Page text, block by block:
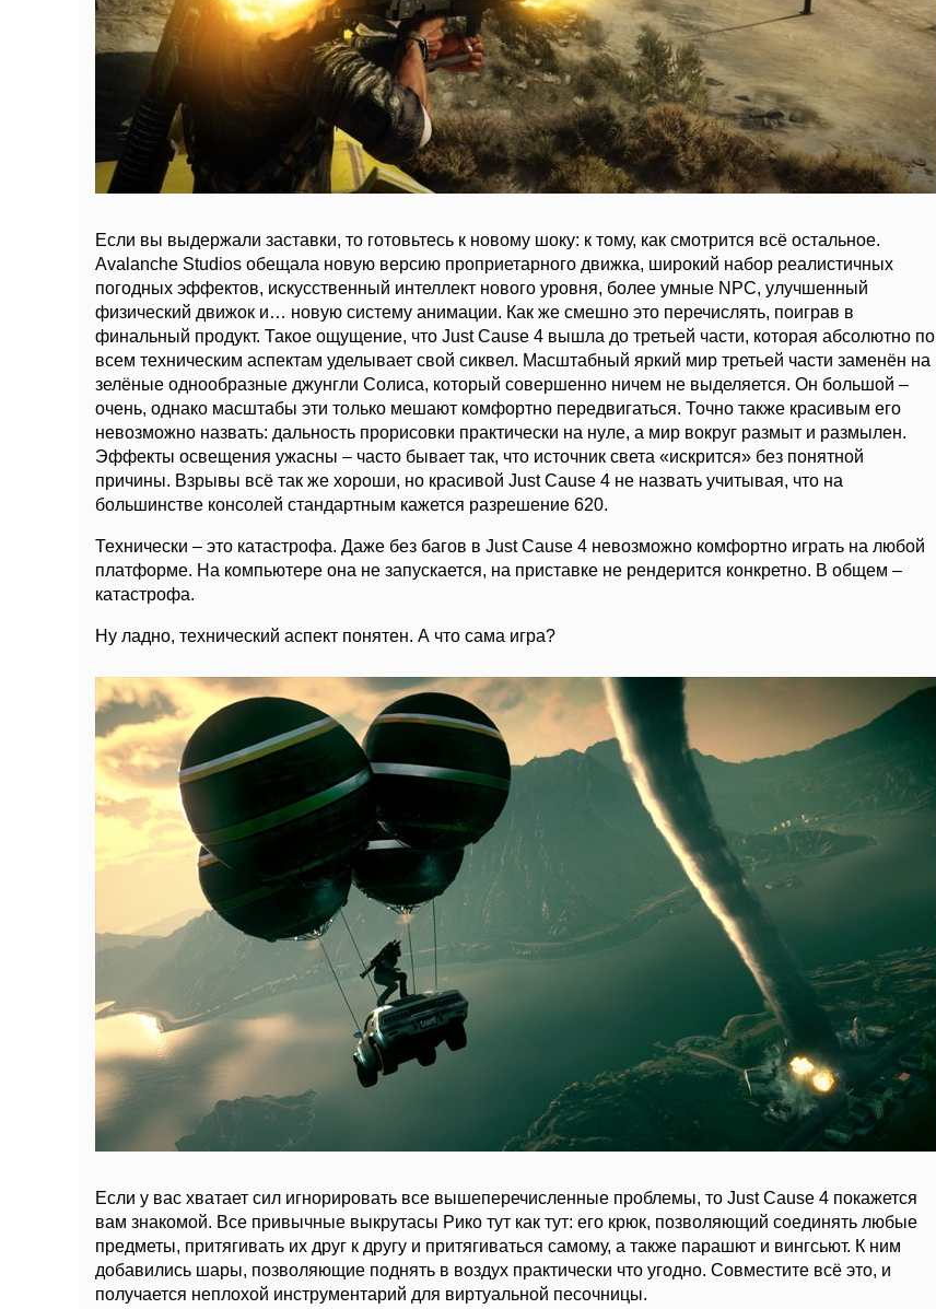
Если вы выдержали заставки, то готовьтесь к новому шоку: к тому, как смотрится всё остальное.
Avalanche Studios обещала новую версию проприетарного движка, широкий набор реалистичных
погодных эффектов, искусственный интеллект нового уровня, более умные NPC, улучшенный
физический движок и… новую систему анимации. Как же смешно это перечислять, поиграв в
финальный продукт. Такое ощущение, что Just Cause 4 вышла до третьей части, которая абсолютно по
всем техническим аспектам уделывает свой сиквел. Масштабный яркий мир третьей части заменён на
зелёные однообразные джунгли Солиса, который совершенно ничем не выделяется. Он большой –
очень, однако масштабы эти только мешают комфортно передвигаться. Точно также красивым его
невозможно назвать: дальность прорисовки практически на нуле, а мир вокруг размыт и размылен.
Эффекты освещения ужасны – часто бывает так, что источник света «искрится» без понятной
причины. Взрывы всё так же хороши, но красивой Just Cause 4 не назвать учитывая, что на
большинстве консолей стандартным кажется разрешение 620.
Технически – это катастрофа. Даже без багов в Just Cause 4 невозможно комфортно играть на любой
платформе. На компьютере она не запускается, на приставке не рендерится конкретно. В общем –
катастрофа.
Ну ладно, технический аспект понятен. А что сама игра?
Если у вас хватает сил игнорировать все вышеперечисленные проблемы, то Just Cause 4 покажется
вам знакомой. Все привычные выкрутасы Рико тут как тут: его крюк, позволяющий соединять любые
предметы, притягивать их друг к другу и притягиваться самому, а также парашют и вингсьют. К ним
добавились шары, позволяющие поднять в воздух практически что угодно. Совместите всё это, и
получается неплохой инструментарий для виртуальной песочницы.